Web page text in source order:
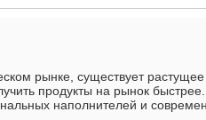
рынке, существует
продукты на рынок
наполнителей и